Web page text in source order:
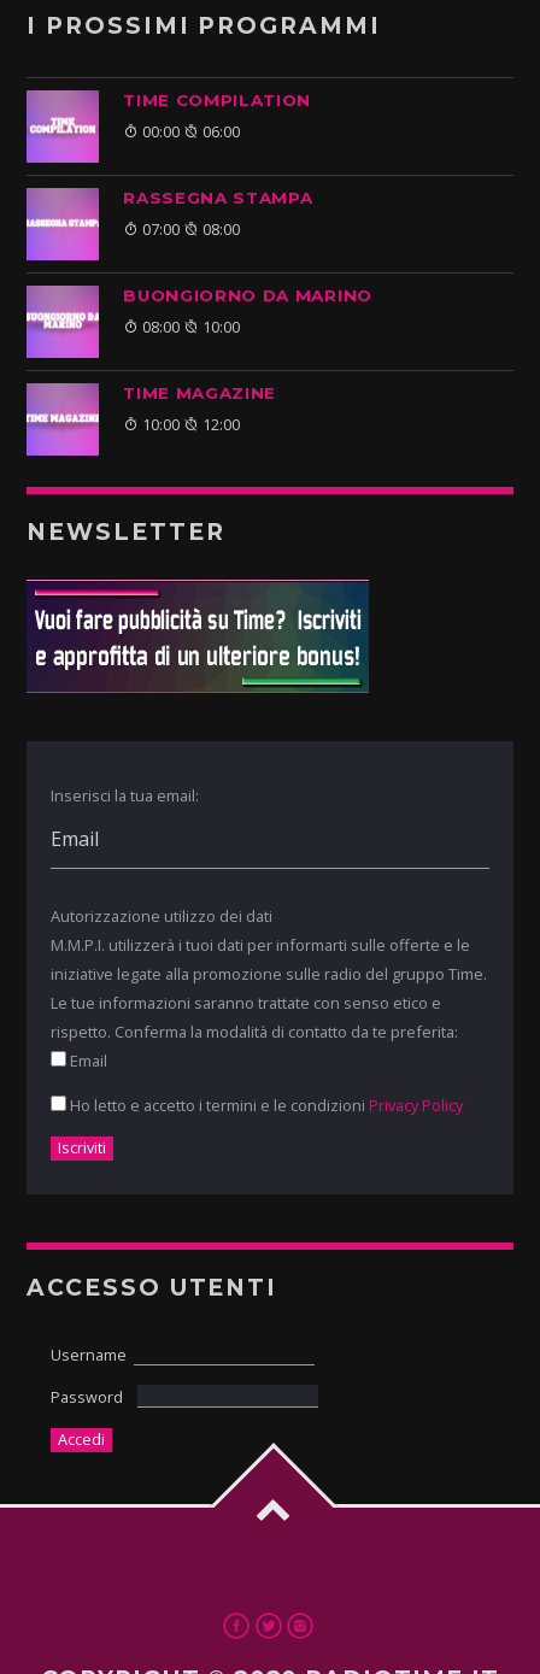
I PROSSIMI PROGRAMMI
TIME COMPILATION
00:00 06:00
RASSEGNA STAMPA
07:00 08:00
BUONGIORNO DA MARINO
08:00 10:00
TIME MAGAZINE
10:00 12:00
NEWSLETTER
Inserisci la tua email:
Autorizzazione utilizzo dei dati
M.M.P.I. utilizzerà i tuoi dati per informarti sulle offerte e le
iniziative legate alla promozione sulle radio del gruppo Time.
Le tue informazioni saranno trattate con senso etico e
rispetto. Conferma la modalità di contatto da te preferita:
Email
Ho letto e accetto i termini e le condizioni Privacy Policy
ACCESSO UTENTI
Username
Password